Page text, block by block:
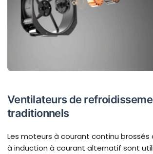
Ventilateurs de
traditionnels
Les moteurs à courant continu brossés
à induction à courant alternatif sont